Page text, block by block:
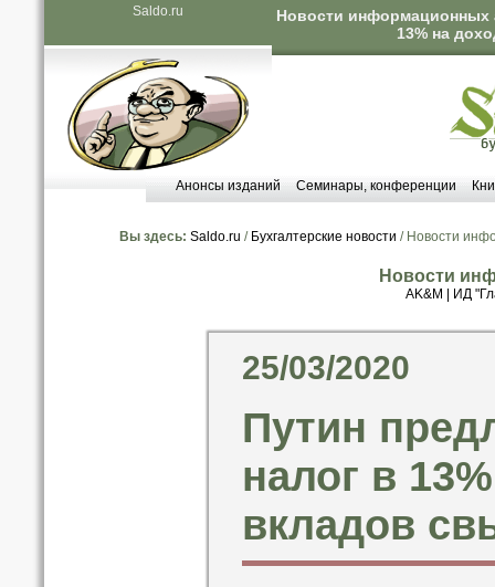
Saldo.ru
Новости информационных
13% на
Анонсы изданий Семинары, конференции
Вы здесь: Saldo.ru / Бухгалтерские новости / Новости
Новости
AK&M ИД
25/03/2020
Путин
налог в
вкладов